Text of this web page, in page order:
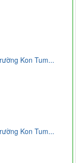
Kon Tum...
Kon Tum...